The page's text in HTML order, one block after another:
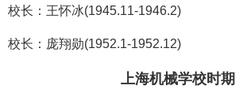
校长：王怀冰(1945.11-1946.2)
校长：庞翔勋(1952.1-1952.12)
上海机械学校时期